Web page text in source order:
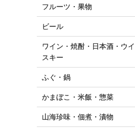
フルーツ・果物
ビール
ワイン・焼酎・日本酒・ウイ
スキー
ふぐ・鍋
かまぼこ・米飯・惣菜
山海珍味・佃煮・漬物